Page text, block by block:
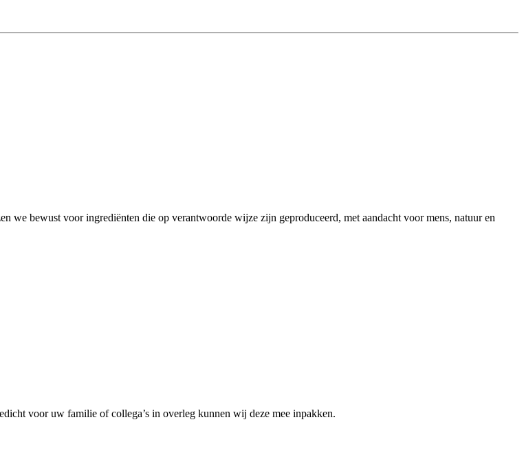
we bewust voor ingrediënten die op verantwoorde wijze zijn geproduceerd, met aandacht voor mens, natuur en
voor uw familie of collega’s in overleg kunnen wij deze mee inpakken.